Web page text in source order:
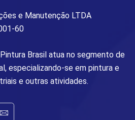
e Manutenção LTDA
60
Brasil atua no segmento de
especializando-se em pintura e
e outras atividades.